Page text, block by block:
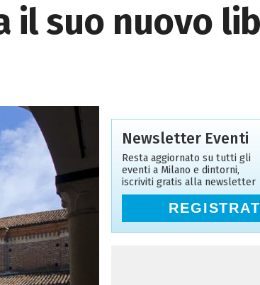
il suo nuovo
Newsletter Eventi
Resta aggiornato su tutti gli
eventi a Milano e dintorni,
iscriviti gratis alla newsletter